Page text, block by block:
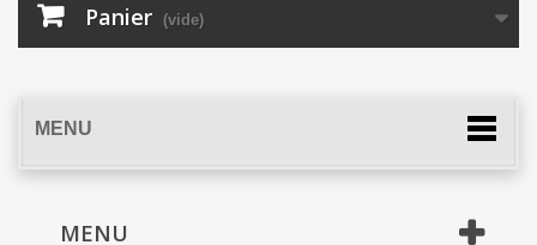
Panier (vide)
MENU
MENU